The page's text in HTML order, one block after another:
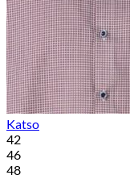
Katso
42
46
48